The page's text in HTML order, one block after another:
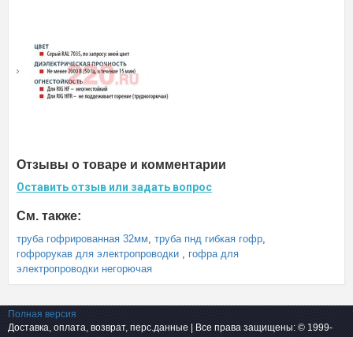
Отзывы о товаре и комментарии
Оставить отзыв или задать вопрос
См. также:
труба гофрированная 32мм, труба пнд гибкая гофр,
гофрорукав для электропроводки , гофра для
электропроводки негорючая
Полная версия
Доставка, оплата, возврат, перс.данные | Все права защищены: © 1999-